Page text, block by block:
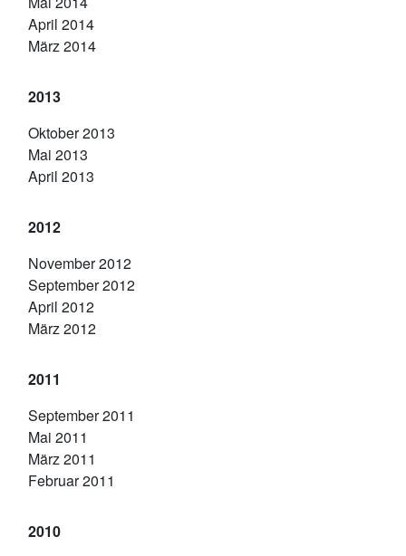
April 2014
März 2014
2013
Oktober 2013
Mai 2013
April 2013
2012
November 2012
September 2012
April 2012
März 2012
2011
September 2011
Mai 2011
März 2011
Februar 2011
2010